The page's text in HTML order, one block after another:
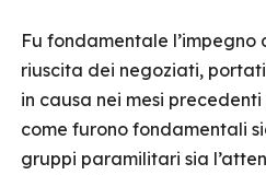
Fu fondamentale
riuscita dei negoziati,
in causa nei mesi
come furono fondamentali
gruppi paramilitari sia